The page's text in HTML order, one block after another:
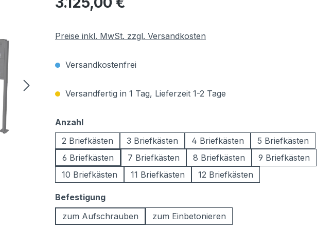
Preise inkl. MwSt. zzgl. Versandkosten
Versandkostenfrei
Versandfertig in 1 Tag, Lieferzeit 1-2 Tage
Anzahlauswählen
2 Briefkästen
3 Briefkästen 4 Briefkästen
5 Briefkästen
6 Briefkästen
7 Briefkästen 8 Briefkästen
9 Briefkästen
10 Briefkästen
11 Briefkästen 12 Briefkästen
Befestigungauswählen
zum Aufschrauben
zum Einbetonieren